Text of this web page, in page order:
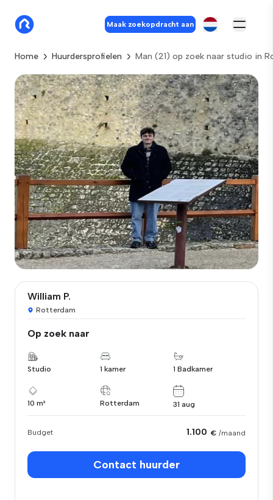
Maak zoekopdracht aan
Home Huurdersprofielen Man (21) op zoek naar studio in
William P.
Rotterdam
Op zoek naar
Studio 1 kamer 1 Badkamer
10 m² Rotterdam 31 aug
Budget 1.100 € /maand
Contact huurder